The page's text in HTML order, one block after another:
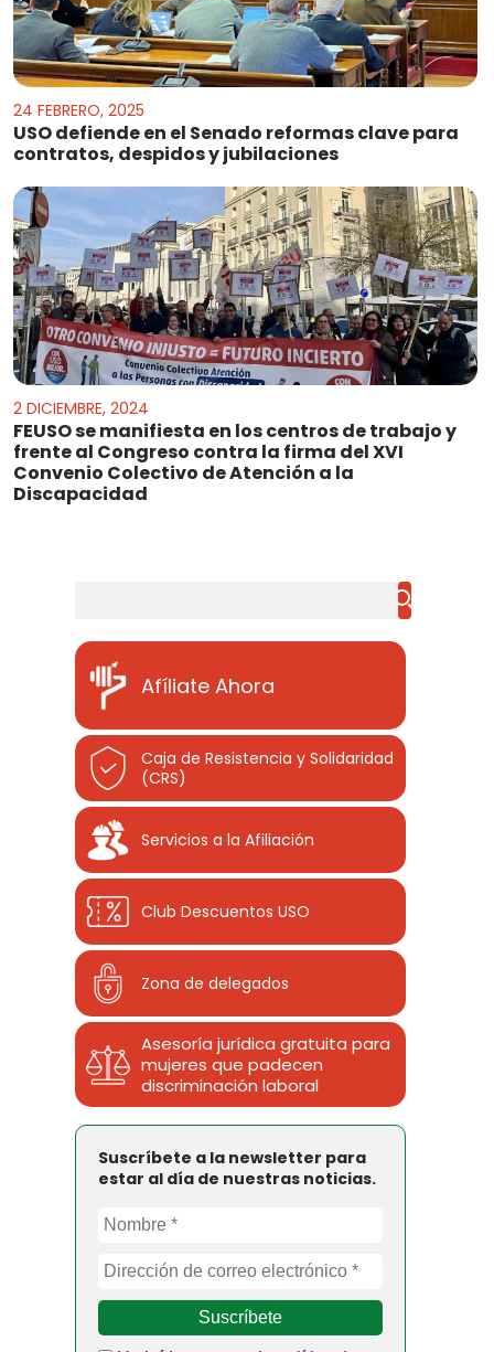
24 FEBRERO, 2025
USO defiende en el Senado reformas clave para
contratos, despidos y jubilaciones
2 DICIEMBRE, 2024
FEUSO se manifiesta en los centros de trabajo y
frente al Congreso contra la firma del XVI
Convenio Colectivo de Atención a la
Discapacidad
Afíliate Ahora
Caja de Resistencia y Solidaridad
(CRS)
Servicios a la Afiliación
Club Descuentos USO
Zona de delegados
Asesoría jurídica gratuita para
mujeres que padecen
discriminación laboral
Suscríbete a la newsletter para
estar al día de nuestras noticias.